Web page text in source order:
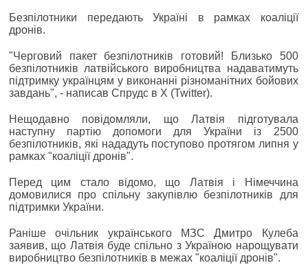
Безпілотники передають Україні в рамках коаліції
дронів.
"Черговий пакет безпілотників готовий! Близько 500
безпілотників латвійського виробництва надаватимуть
підтримку українцям у виконанні різноманітних бойових
завдань", - написав Спрудс в X (Twitter).
Нещодавно повідомляли, що Латвія підготувала
наступну партію допомоги для України із 2500
безпілотників, які нададуть поступово протягом липня у
рамках "коаліції дронів".
Перед цим стало відомо, що Латвія і Німеччина
домовилися про спільну закупівлю безпілотників для
підтримки України.
Раніше очільник українського МЗС Дмитро Кулеба
заявив, що Латвія буде спільно з Україною нарощувати
виробництво безпілотників в межах "коаліції дронів".